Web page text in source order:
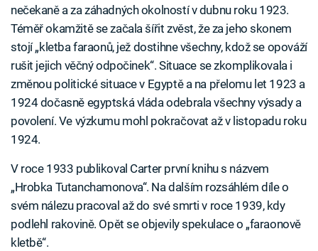
nečekaně a za záhadných okolností v dubnu roku 1923.
Téměř okamžitě se začala šířit zvěst, že za jeho skonem
stojí „kletba faraonů, jež dostihne všechny, kdož se opováží
rušit jejich věčný odpočinek“. Situace se zkomplikovala i
změnou politické situace v Egyptě a na přelomu let 1923 a
1924 dočasně egyptská vláda odebrala všechny výsady a
povolení. Ve výzkumu mohl pokračovat až v listopadu roku
1924.
V roce 1933 publikoval Carter první knihu s názvem
„Hrobka Tutanchamonova“. Na dalším rozsáhlém díle o
svém nálezu pracoval až do své smrti v roce 1939, kdy
podlehl rakovině. Opět se objevily spekulace o „faraonově
kletbě“.